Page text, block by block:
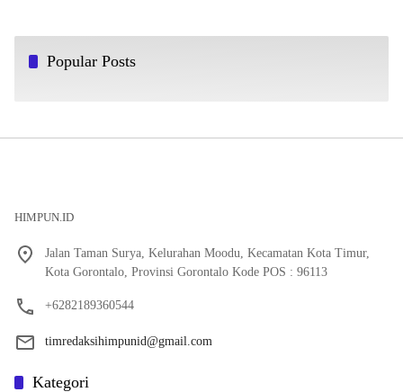
Popular Posts
HIMPUN.ID
Jalan Taman Surya, Kelurahan Moodu, Kecamatan Kota Timur,
Kota Gorontalo, Provinsi Gorontalo Kode POS : 96113
+6282189360544
timredaksihimpunid@gmail.com
Kategori